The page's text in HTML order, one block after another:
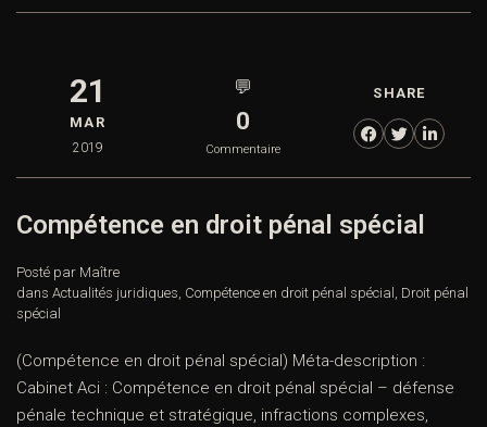
21
MAR
2019
💬
0
Commentaire
SHARE
Compétence en droit pénal spécial
Posté par Maître
dans Actualités juridiques, Compétence en droit pénal spécial , Droit pénal
spécial
(Compétence en droit pénal spécial) Méta-description :
Cabinet Aci : Compétence en droit pénal spécial – défense
pénale technique et stratégique, infractions complexes,